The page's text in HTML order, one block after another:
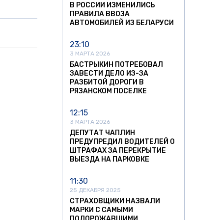
В РОССИИ ИЗМЕНИЛИСЬ
ПРАВИЛА ВВОЗА
АВТОМОБИЛЕЙ ИЗ БЕЛАРУСИ
23:10
3 МАРТА 2026
БАСТРЫКИН ПОТРЕБОВАЛ
ЗАВЕСТИ ДЕЛО ИЗ-ЗА
РАЗБИТОЙ ДОРОГИ В
РЯЗАНСКОМ ПОСЕЛКЕ
12:15
3 МАРТА 2026
ДЕПУТАТ ЧАПЛИН
ПРЕДУПРЕДИЛ ВОДИТЕЛЕЙ О
ШТРАФАХ ЗА ПЕРЕКРЫТИЕ
ВЫЕЗДА НА ПАРКОВКЕ
11:30
25 ДЕКАБРЯ 2025
СТРАХОВЩИКИ НАЗВАЛИ
МАРКИ С САМЫМИ